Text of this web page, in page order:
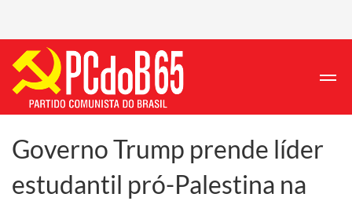
Governo Trump prende líder
estudantil pró-Palestina na